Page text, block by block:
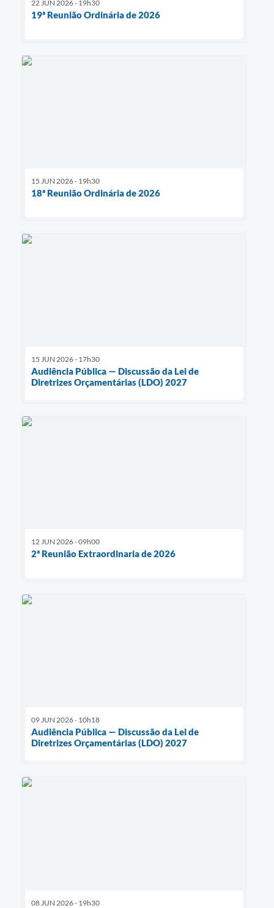
22 JUN 2026 - 19h30
19ª Reunião Ordinária de 2026
15 JUN 2026 - 19h30
18ª Reunião Ordinária de 2026
15 JUN 2026 - 17h30
Audiência Pública — Discussão da Lei de
Diretrizes Orçamentárias (LDO) 2027
12 JUN 2026 - 09h00
2ª Reunião Extraordinaria de 2026
09 JUN 2026 - 10h18
Audiência Pública — Discussão da Lei de
Diretrizes Orçamentárias (LDO) 2027
08 JUN 2026 - 19h30